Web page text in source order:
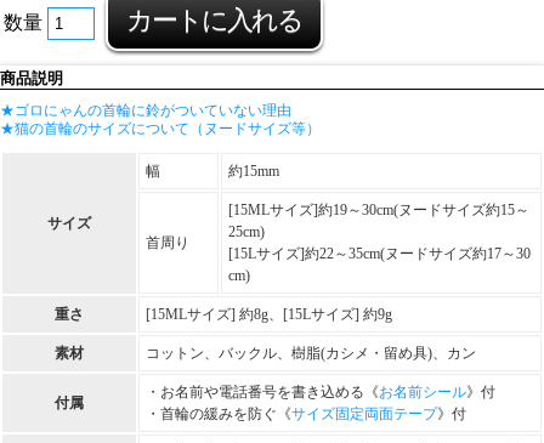
数量
商品説明
★ゴロにゃんの首輪に鈴がついていない理由
★猫の首輪のサイズについて（ヌードサイズ等）
サイズ
幅 約15mm
首周り
[15MLサイズ]約19～30cm(ヌードサイズ約15～
25cm)
[15Lサイズ]約22～35cm(ヌードサイズ約17～30
cm)
重さ [15MLサイズ] 約8g、[15Lサイズ] 約9g
素材 コットン、バックル、樹脂(カシメ・留め具)、カン
付属
・お名前や電話番号を書き込める《お名前シール》付
・首輪の緩みを防ぐ《サイズ固定両面テープ》付